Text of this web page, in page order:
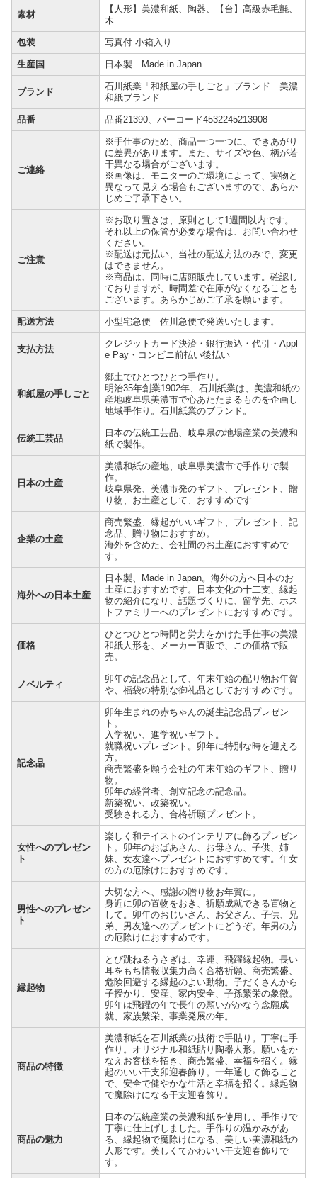
素材
【人形】美濃和紙、陶器、【台】高級赤毛氈、
木
包装 写真付 小箱入り
生産国 日本製 Made in Japan
ブランド
石川紙業「和紙屋の手しごと」ブランド 美濃
和紙ブランド
品番 品番21390、バーコード4532245213908
ご連絡
※手仕事のため、商品一つ一つに、できあがり
に差異があります。また、サイズや色、柄が若
干異なる場合がございます。
※画像は、モニターのご環境によって、実物と
異なって見える場合もございますので、あらか
じめご了承下さい。
ご注意
※お取り置きは、原則として1週間以内です。
それ以上の保管が必要な場合は、お問い合わせ
ください。
※配送は元払い、当社の配送方法のみで、変更
はできません。
※商品は、同時に店頭販売しています。確認し
ておりますが、時間差で在庫がなくなることも
ございます。あらかじめご了承を願います。
配送方法 小型宅急便 佐川急便で発送いたします。
支払方法
クレジットカード決済・銀行振込・代引・Appl
e Pay・コンビニ前払い後払い
和紙屋の手しごと
郷土でひとつひとつ手作り。
明治35年創業1902年、石川紙業は、美濃和紙の
産地岐阜県美濃市で心あたたまるものを企画し
地域手作り。石川紙業のブランド。
伝統工芸品
日本の伝統工芸品、岐阜県の地場産業の美濃和
紙で製作。
日本の土産
美濃和紙の産地、岐阜県美濃市で手作りで製
作。
岐阜県発、美濃市発のギフト、プレゼント、贈
り物、お土産として、おすすめです
企業の土産
商売繁盛、縁起がいいギフト、プレゼント、記
念品、贈り物におすすめ。
海外を含めた、会社間のお土産におすすめで
す。
海外への日本土産
日本製、Made in Japan。海外の方へ日本のお
土産におすすめです。日本文化の十二支、縁起
物の紹介になり、話題づくりに、留学先、ホス
トファミリーへのプレゼントにおすすめです。
価格
ひとつひとつ時間と労力をかけた手仕事の美濃
和紙人形を、メーカー直販で、この価格で販
売。
ノベルティ
卯年の記念品として、年末年始の配り物お年賀
や、福袋の特別な御礼品としておすすめです。
記念品
卯年生まれの赤ちゃんの誕生記念品プレゼン
ト。
入学祝い、進学祝いギフト。
就職祝いプレゼント。卯年に特別な時を迎える
方。
商売繁盛を願う会社の年末年始のギフト、贈り
物。
卯年の経営者、創立記念の記念品。
新築祝い、改築祝い。
受験される方、合格祈願プレゼント。
女性へのプレゼン
ト
楽しく和テイストのインテリアに飾るプレゼン
ト。卯年のおばあさん、お母さん、子供、姉
妹、女友達へプレゼントにおすすめです。年女
の方の厄除けにおすすめです。
男性へのプレゼン
ト
大切な方へ、感謝の贈り物お年賀に。
身近に卯の置物をおき、祈願成就できる置物と
して。卯年のおじいさん、お父さん、子供、兄
弟、男友達へのプレゼントにどうぞ。年男の方
の厄除けにおすすめです。
縁起物
とび跳ねるうさぎは、幸運、飛躍縁起物。長い
耳をもち情報収集力高く合格祈願、商売繁盛、
危険回避する縁起のよい動物。子だくさんから
子授かり、安産、家内安全、子孫繁栄の象徴。
卯年は飛躍の年で長年の願いがかなう念願成
就、家族繁栄、事業発展の年。
商品の特徴
美濃和紙を石川紙業の技術で手貼り。丁寧に手
作り。オリジナル和紙貼り陶器人形。願いをか
なえお客様を招き、商売繁盛、幸福を招く。縁
起のいい干支卯迎春飾り。一年通して飾ること
で、安全で健やかな生活と幸福を招く。縁起物
で魔除けになる干支迎春飾り。
商品の魅力
日本の伝統産業の美濃和紙を使用し、手作りで
丁寧に仕上げしました。手作りの温かみがあ
る、縁起物で魔除けになる、美しい美濃和紙の
人形です。美しくてかわいい干支迎春飾りで
す。